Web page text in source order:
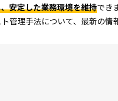
安定した業務環境を維持でき
理手法について、最新の情